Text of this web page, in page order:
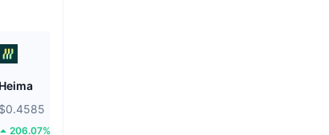
Heima
$0.4585
206.07%